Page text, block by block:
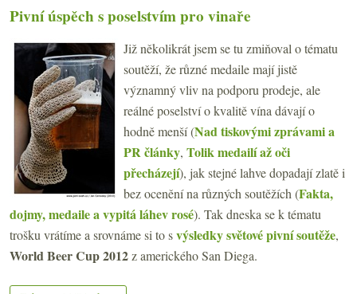
Pivní úspěch s poselstvím pro vinaře
Již několikrát jsem se tu zmiňoval o tématu
soutěží, že různé medaile mají jistě
významný vliv na podporu prodeje, ale
reálné poselství o kvalitě vína dávají o
hodně menší (Nad tiskovými zprávami a
PR články, Tolik medailí až oči
přecházejí), jak stejné lahve dopadají zlatě i
bez ocenění na různých soutěžích (Fakta,
dojmy, medaile a vypitá láhev rosé). Tak dneska se k tématu
trošku vrátíme a srovnáme si to svýsledky světové pivní soutěže,
World Beer Cup 2012z amerického San Diega.